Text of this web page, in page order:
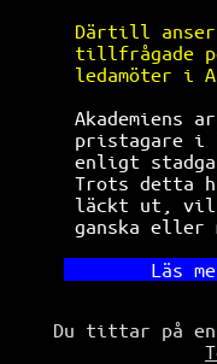
Därtill
tillfrågade
ledamöter i
Akademiens
pristagare i
enligt
Trots detta
läckt ut,
ganska
Läs
Du tittar på